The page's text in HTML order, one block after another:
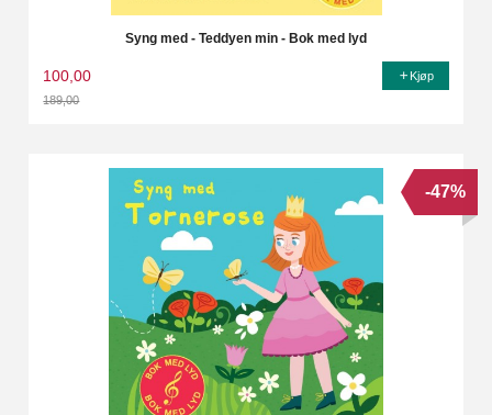
Syng med - Teddyen min - Bok med lyd
100,00
189,00
Kjøp
-47%